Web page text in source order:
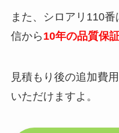
また、シロアリ110
信から 10年の品質保
見積もり後の追加費
いただけますよ。